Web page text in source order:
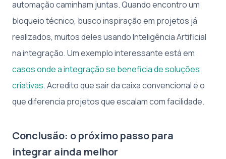
automação caminham juntas. Quando encontro um
bloqueio técnico, busco inspiração em projetos já
realizados, muitos deles usando Inteligência Artificial
na integração. Um exemplo interessante está em
casos onde a integração se beneficia de soluções
criativas. Acredito que sair da caixa convencional é o
que diferencia projetos que escalam com facilidade.
Conclusão: o próximo passo para
integrar ainda melhor